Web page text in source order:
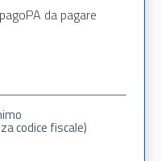
da pagare
codice fiscale)